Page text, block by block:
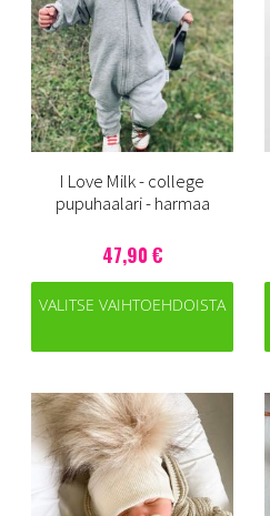
I Love Milk - college
pupuhaalari - harmaa
47,90 €
VALITSE VAIHTOEHDOISTA